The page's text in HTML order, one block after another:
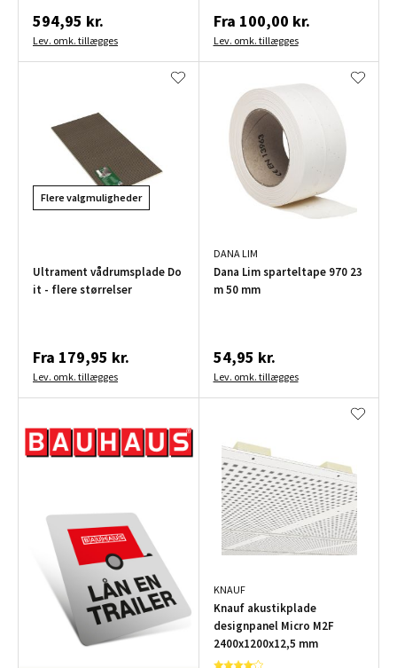
594,95 kr.
Lev. omk. tillægges
Fra 100,00 kr.
Lev. omk. tillægges
Flere valgmuligheder
Ultrament vådrumsplade Do
it - flere størrelser
Fra 179,95 kr.
Lev. omk. tillægges
DANA LIM
Dana Lim sparteltape 970 23
m 50 mm
54,95 kr.
Lev. omk. tillægges
KNAUF
Knauf akustikplade
designpanel Micro M2F
2400x1200x12,5 mm